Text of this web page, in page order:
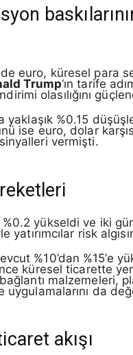
euro, küresel
Trump‘ın tarife
olasılığını
%0.15
ise euro, dolar
vermişti.
%0.2 yükseldi ve iki
risk
%10’dan %15’e
küresel ticarette
malzemeleri,
da
akışı